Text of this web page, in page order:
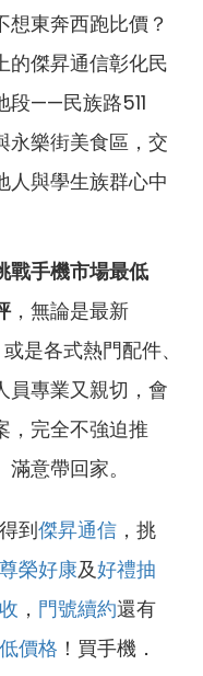
想東奔西跑比價？
的傑昇通信彰化民
段——民族路511
永樂街美食區，交
人與學生族群心中
戰手機市場最低
，無論是最新
或是各式熱門配件、
員專業又親切，會
，完全不強迫推
意帶回家。
到 傑昇通信 ，挑
榮好康及好禮抽
， 門號續約還有
價格 ！買手機．